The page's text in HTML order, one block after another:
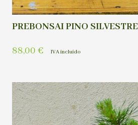
PREBONSAI PINO SILVESTRE
88,00 € IVA incluído